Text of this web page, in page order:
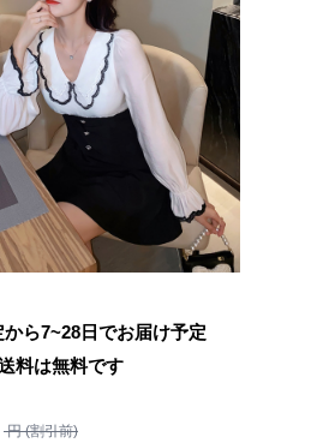
ら7~28日でお届け予定
料は無料です
円 (割引前)